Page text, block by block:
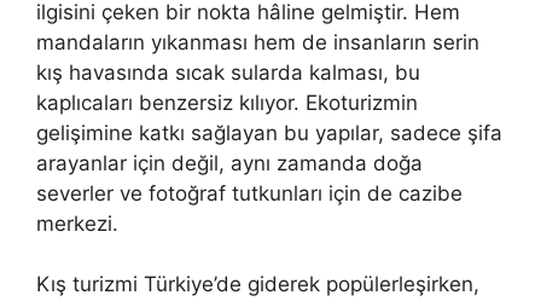
ilgisini çeken bir nokta hâline gelmiştir. Hem
mandaların yıkanması hem de insanların serin
kış havasında sıcak sularda kalması, bu
kaplıcaları benzersiz kılıyor. Ekoturizmin
gelişimine katkı sağlayan bu yapılar, sadece şifa
arayanlar için değil, aynı zamanda doğa
severler ve fotoğraf tutkunları için de cazibe
merkezi.
Kış turizmi Türkiye’de giderek popülerleşirken,